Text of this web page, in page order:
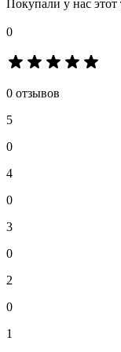
Покупали у нас этот
0
0 отзывов
5
0
4
0
3
0
2
0
1